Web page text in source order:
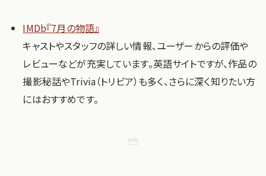
IMDb『7月の物語』
キャストやスタッフの詳しい情報、ユーザーからの評価や
レビューなどが充実しています。英語サイトですが、作品の
撮影秘話やTrivia（トリビア）も多く、さらに深く知りたい方
にはおすすめです。